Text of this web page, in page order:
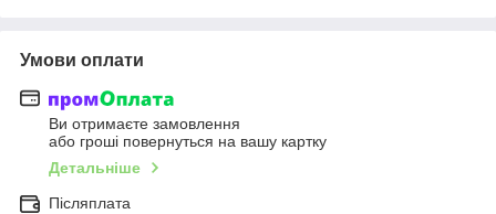
Умови оплати
Ви отримаєте замовлення
або гроші повернуться на вашу картку
Детальніше
Післяплата